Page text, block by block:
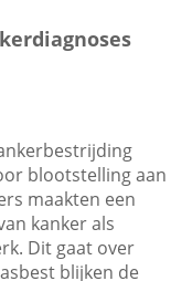
blootstelling aan
maakten een
kanker als
Dit gaat over
blijken de